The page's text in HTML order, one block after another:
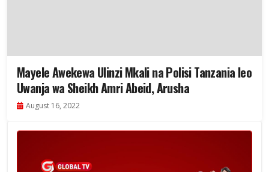
Mayele Awekewa Ulinzi Mkali na Polisi Tanzania leo
Uwanja wa Sheikh Amri Abeid, Arusha
August 16, 2022